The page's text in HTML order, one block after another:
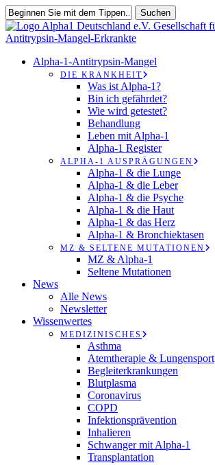
Zum
Hauptinhalt
springen
Suchen
Suche
schließen
suchen
SpeisekarteAlpha-1-Antitrypsin-Mangel
DIE KRANKHEIT
Was ist Alpha-1?
Bin ich gefährdet?
Wie wird getestet?
Behandlung
Leben mit Alpha-1
Alpha-1 Register
ALPHA-1 AUSPRÄGUNGEN
Alpha-1 & die Lunge
Alpha-1 & die Leber
Alpha-1 & die Psyche
Alpha-1 & die Haut
Alpha-1 & das Herz
Alpha-1 & Bronchiektasen
MZ & SELTENE MUTATIONEN
MZ & Alpha-1
Seltene Mutationen
News
Alle News
Newsletter
Wissenwertes
MEDIZINISCHES
Asthma
Atemtherapie & Lungensport
Begleiterkrankungen
Blutplasma
Coronavirus
COPD
Infektionsprävention
Inhalieren
Schwanger mit Alpha-1
Transplantation